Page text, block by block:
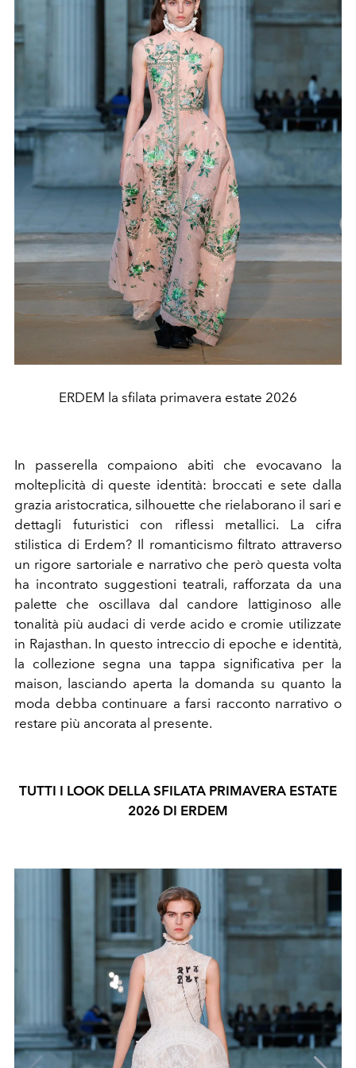
ERDEM la sfilata primavera estate 2026
In passerella compaiono abiti che evocavano la
molteplicità di queste identità: broccati e sete dalla
grazia aristocratica, silhouette che rielaborano il sari e
dettagli futuristici con riflessi metallici. La cifra
stilistica di Erdem? Il romanticismo filtrato attraverso
un rigore sartoriale e narrativo che però questa volta
ha incontrato suggestioni teatrali, rafforzata da una
palette che oscillava dal candore lattiginoso alle
tonalità più audaci di verde acido e cromie utilizzate
in Rajasthan. In questo intreccio di epoche e identità,
la collezione segna una tappa significativa per la
maison, lasciando aperta la domanda su quanto la
moda debba continuare a farsi racconto narrativo o
restare più ancorata al presente.
TUTTI I LOOK DELLA SFILATA PRIMAVERA ESTATE
2026 DI ERDEM